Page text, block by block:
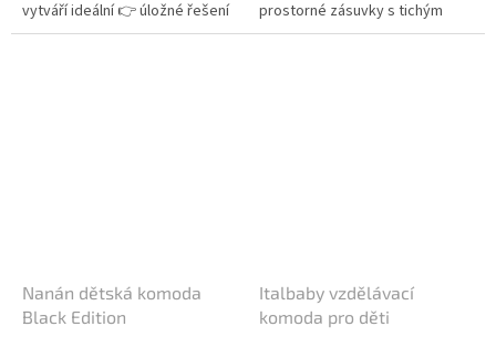
vytváří ideální 👉 úložné řešení
pro dětský pokoj, teenagery i
prostorné zásuvky s tichým
zavíráním, bezpečné zaoblené
Nanán dětská komoda
Black Edition
Italbaby vzdělávací
komoda pro děti